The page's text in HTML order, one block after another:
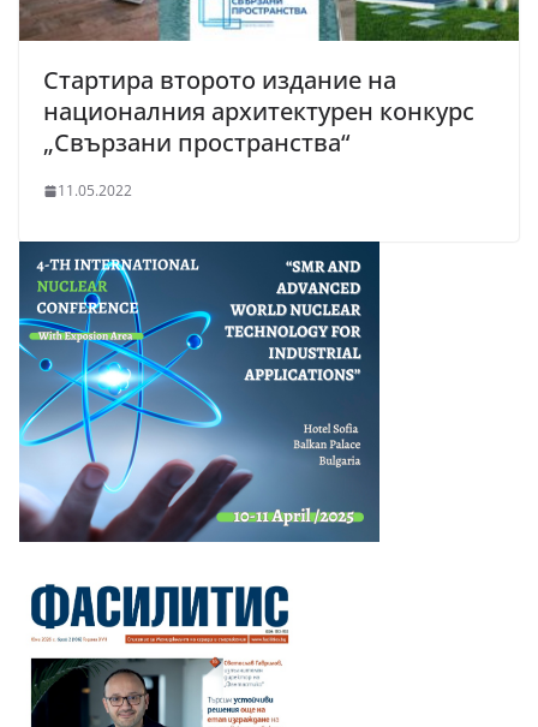
Стартира второто издание на
националния архитектурен конкурс
„Свързани пространства“
11.05.2022